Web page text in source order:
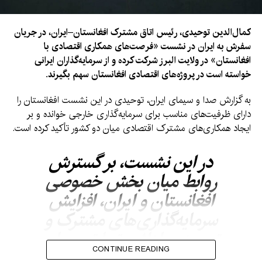
کمال‌الدین توحیدی، رئیس اتاق مشترک افغانستان–ایران، در جریان
سفرش به ایران در نشست «فرصت‌های همکاری اقتصادی با
افغانستان» در ولایت البرز شرکت کرده و از سرمایه‌گذاران ایرانی
خواسته است در پروژه‌های اقتصادی افغانستان سهم بگیرند.
به گزارش صدا و سیمای ایران، توحیدی در این نشست افغانستان را
دارای ظرفیت‌های مناسب برای سرمایه‌گذاری خارجی خوانده و بر
ایجاد همکاری‌های مشترک اقتصادی میان دو کشور تأکید کرده است.
در این نشست، بر گسترش
روابط میان بخش خصوصی
افغانستان و ایران، افزایش
سرمایه‌گذاری‌های مشترک و
توسعه مبادلات تجارتی میان
CONTINUE READING